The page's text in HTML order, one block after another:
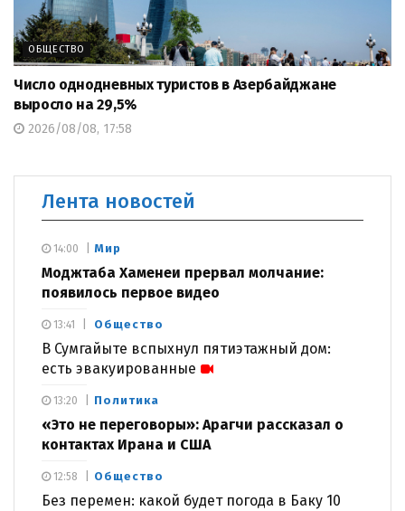
ОБЩЕСТВО
Число однодневных туристов в Азербайджане
выросло на 29,5%
2026/08/08, 17:58
Лента новостей
Мир
Моджтаба Хаменеи прервал молчание:
появилось первое видео
14:00
Общество
В Сумгайыте вспыхнул пятиэтажный дом:
есть эвакуированные
13:41
Политика
«Это не переговоры»: Арагчи рассказал о
контактах Ирана и США
13:20
Общество
Без перемен: какой будет погода в Баку 10
12:58